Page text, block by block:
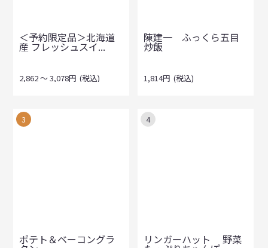
＜予約限定品＞北海道
産 フレッシュスイ...
2,862～3,078円 (税込)
陳建一 ふっくら五目
炒飯
1,814円 (税込)
3
ポテト＆ベーコングラ
4
リンガーハット 野菜